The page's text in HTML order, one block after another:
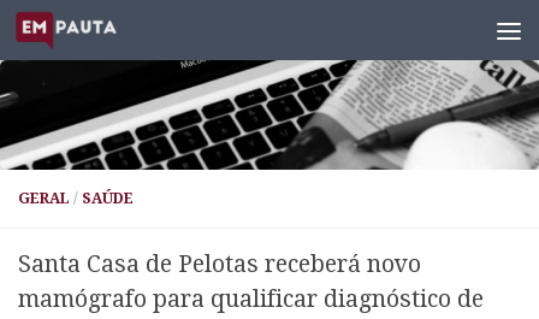
Skip to content
GERAL / SAÚDE
Santa Casa de Pelotas receberá novo
mamógrafo para qualificar diagnóstico de